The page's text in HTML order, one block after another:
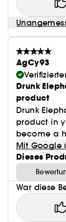
AgCy93
Drunk
product
Drunk
product in
become a
Mit Google
Dieses
War diese